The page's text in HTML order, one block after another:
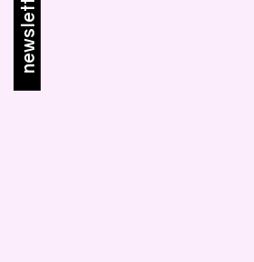
newsletter